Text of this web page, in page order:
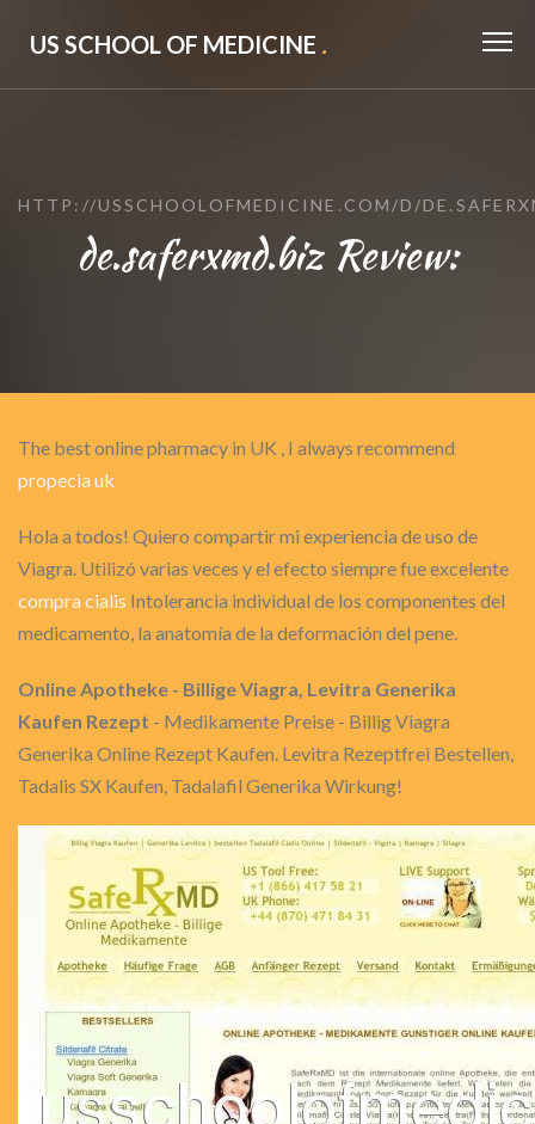
US SCHOOL OF MEDICINE .
HTTP://USSCHOOLOFMEDICINE.COM/D/
de.saferxmd.biz Review:
The best online pharmacy in UK , I always recommend
propecia uk
Hola a todos! Quiero compartir mi experiencia de uso de
Viagra. Utilizó varias veces y el efecto siempre fue excelente
compra cialis Intolerancia individual de los componentes del
medicamento, la anatomía de la deformación del pene.
Online Apotheke - Billige Viagra, Levitra Generika
Kaufen Rezept - Medikamente Preise - Billig Viagra
Generika Online Rezept Kaufen. Levitra Rezeptfrei Bestellen,
Tadalis SX Kaufen, Tadalafil Generika Wirkung!